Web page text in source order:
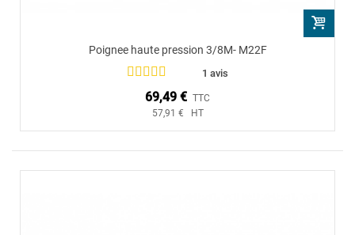
Poignee haute pression 3/8M- M22F
1 avis
69,49 € TTC
57,91 € HT